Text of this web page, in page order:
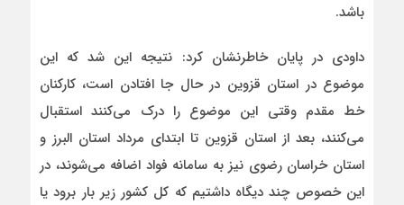
باشد.
داودی در پایان خاطرنشان کرد: نتیجه این شد که این
موضوع در استان قزوین در حال جا افتادن است، کارکنان
خط مقدم وقتی این موضوع را درک می‌کنند استقبال
می‌کنند، بعد از استان قزوین تا ابتدای مرداد استان البرز و
استان خراسان رضوی نیز به سامانه فواد اضافه می‌شوند، در
این خصوص چند دیگاه داشتیم که کل کشور زیر بار برود یا